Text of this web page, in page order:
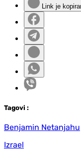
Link je
Tagovi :
Benjamin Netanjahu
Izrael